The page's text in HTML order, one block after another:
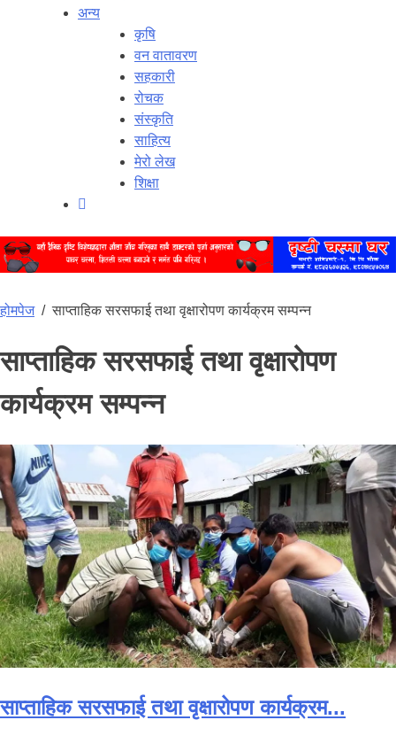
अन्य
कृषि
वन वातावरण
सहकारी
रोचक
संस्कृति
साहित्य
मेरो लेख
शिक्षा
होमपेज/साप्ताहिक सरसफाई तथा वृक्षारोपण कार्यक्रम सम्पन्न
साप्ताहिक सरसफाई तथा वृक्षारोपण
कार्यक्रम सम्पन्न
साप्ताहिक सरसफाई तथा वृक्षारोपण कार्यक्रम...